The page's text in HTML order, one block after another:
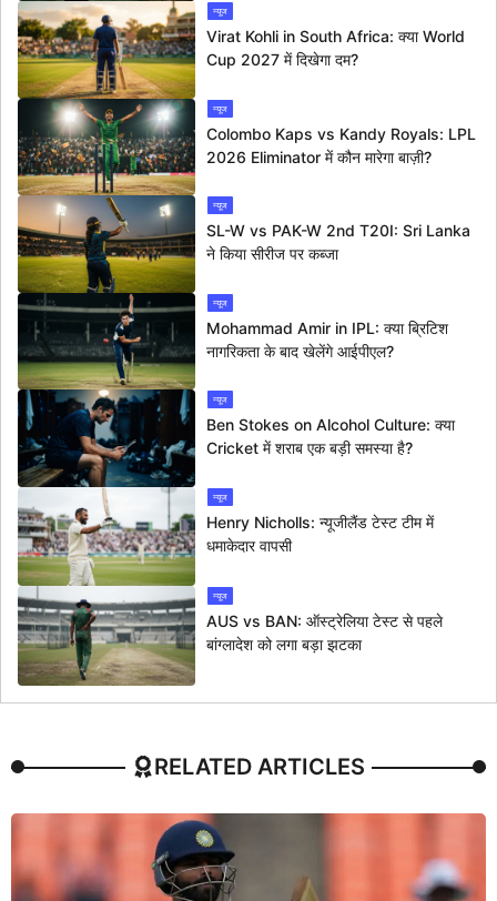
न्यूज
Virat Kohli in South Africa: क्या World
Cup 2027 में दिखेगा दम?
न्यूज
Colombo Kaps vs Kandy Royals: LPL
2026 Eliminator में कौन मारेगा बाज़ी?
न्यूज
SL-W vs PAK-W 2nd T20I: Sri Lanka
ने किया सीरीज पर कब्जा
न्यूज
Mohammad Amir in IPL: क्या ब्रिटिश
नागरिकता के बाद खेलेंगे आईपीएल?
न्यूज
Ben Stokes on Alcohol Culture: क्या
Cricket में शराब एक बड़ी समस्या है?
न्यूज
Henry Nicholls: न्यूजीलैंड टेस्ट टीम में
धमाकेदार वापसी
न्यूज
AUS vs BAN: ऑस्ट्रेलिया टेस्ट से पहले
बांग्लादेश को लगा बड़ा झटका
RELATED ARTICLES